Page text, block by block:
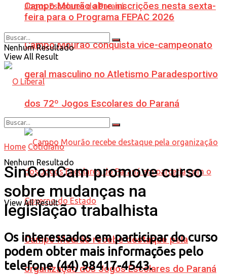
Campo Mourão conquista vice-campeonato
geral masculino no Atletismo Paradesportivo
dos 72º Jogos Escolares do Paraná
Campo Mourão recebe destaque pela
organização dos Jogos Escolares do Paraná
Campo Mourão abre inscrições nesta sexta-
feira para o Programa FEPAC 2026
Nenhum Resultado
View All Result
Nenhum Resultado
View All Result
Home Cotidiano
SinConCam promove curso
sobre mudanças na
legislação trabalhista
Os interessados em participar do curso
podem obter mais informações pelo
telefone (44) 98417-4543.